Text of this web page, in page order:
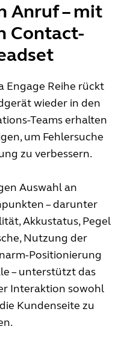
Anruf – mit
Contact-
Engage Reihe rückt
wieder in den
Teams erhalten
um Fehlersuche
zu verbessern.
Auswahl an
– darunter
Akkustatus, Pegel
Nutzung der
Positionierung
– unterstützt das
Interaktion sowohl
Kundenseite zu